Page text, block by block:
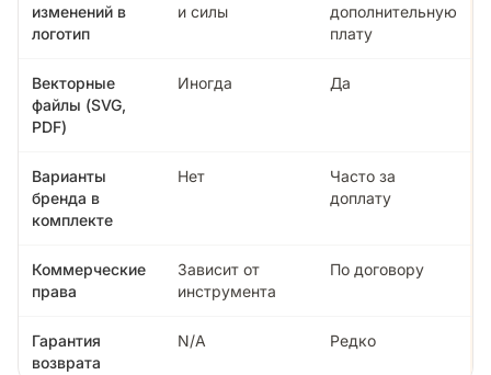
изменений в
логотип
и силы
дополнительную
плату
Векторные
файлы (SVG,
PDF)
Иногда Да
Варианты
бренда в
комплекте
Нет
Часто за
доплату
Коммерческие
права
Зависит от
инструмента
По договору
Гарантия
возврата
N/A Редко